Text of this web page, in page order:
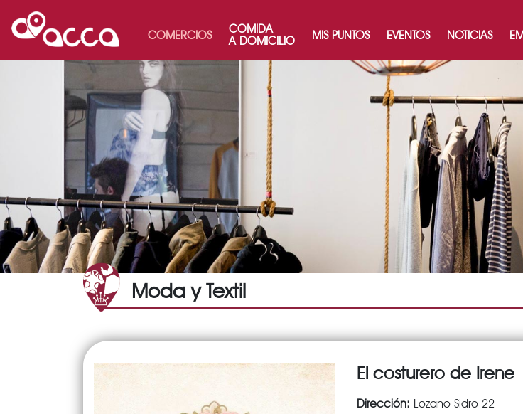
COMERCIOS
COMIDA
A DOMICILIO
MIS PUNTOS EVENTOS NOTICIAS
Moda y Textil
El costurero de Irene
Dirección: Lozano Sidro 22